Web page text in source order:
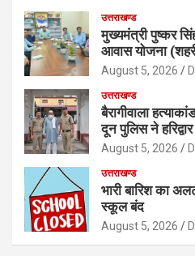
उत्तराखण्ड
मुख्यमंत्री पुष्कर
आवास योजना
August 5, 2026
उत्तराखण्ड
बैरागीवाला
दून पुलिस ने
August 5, 2026
उत्तराखण्ड
भारी बारिश का
स्कूल बंद
August 5, 2026